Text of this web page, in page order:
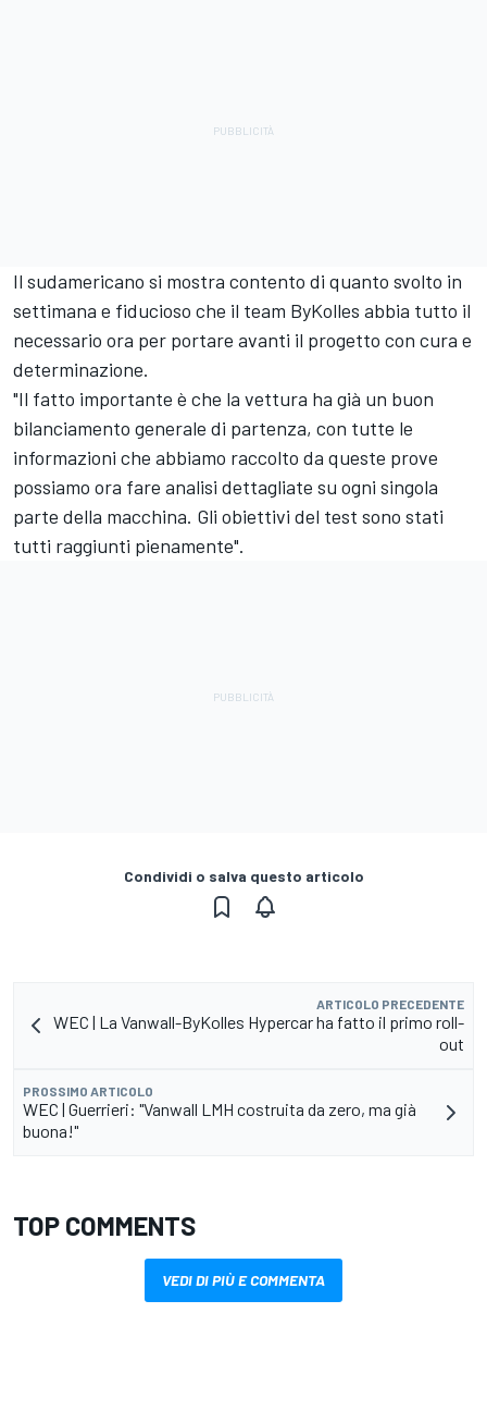
Il sudamericano si mostra contento di quanto svolto in
settimana e fiducioso che il team ByKolles abbia tutto il
necessario ora per portare avanti il progetto con cura e
determinazione.
"Il fatto importante è che la vettura ha già un buon
bilanciamento generale di partenza, con tutte le
informazioni che abbiamo raccolto da queste prove
possiamo ora fare analisi dettagliate su ogni singola
parte della macchina. Gli obiettivi del test sono stati
tutti raggiunti pienamente".
Condividi o salva questo articolo
ARTICOLO PRECEDENTE
WEC | La Vanwall-ByKolles Hypercar ha fatto il primo roll-
out
PROSSIMO ARTICOLO
WEC | Guerrieri: "Vanwall LMH costruita da zero, ma già
buona!"
TOP COMMENTS
VEDI DI PIÙ E COMMENTA